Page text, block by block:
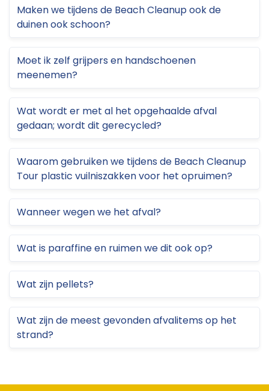
Maken we tijdens de Beach Cleanup ook de
duinen ook schoon?
Moet ik zelf grijpers en handschoenen
meenemen?
Wat wordt er met al het opgehaalde afval
gedaan; wordt dit gerecycled?
Waarom gebruiken we tijdens de Beach Cleanup
Tour plastic vuilniszakken voor het opruimen?
Wanneer wegen we het afval?
Wat is paraffine en ruimen we dit ook op?
Wat zijn pellets?
Wat zijn de meest gevonden afvalitems op het
strand?